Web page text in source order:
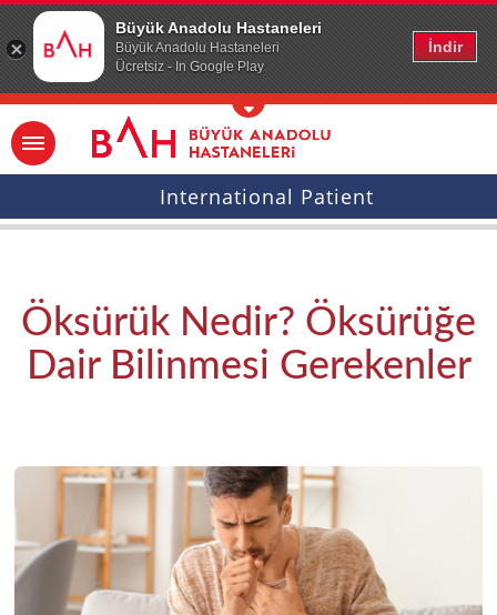
Büyük Anadolu Hastaneleri
Büyük Anadolu Hastaneleri
Ücretsiz - In Google Play
İndir
Ana icerige atla
International Patient
Öksürük Nedir? Öksürüğe
Dair Bilinmesi Gerekenler